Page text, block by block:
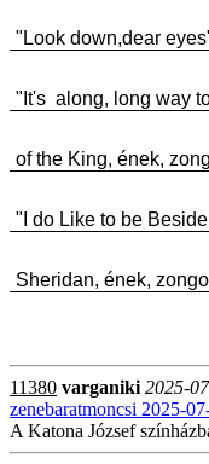
"Look down,dear
"It's along, long way
of the King, ének,
"I do Like to be
Sheridan, ének,
11380 varganiki 2025-
zenebaratmoncsi 2025-
A Katona József